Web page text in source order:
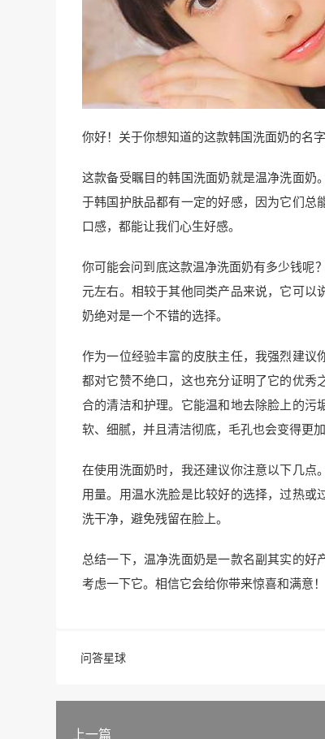
你好！关于你想知道的这款韩国洗面奶的名
这款备受瞩目的韩国洗面奶就是温净洗面奶
于韩国护肤品都有一定的好感，因为它们总
口感，都能让我们心生好感。
你可能会问到底这款温净洗面奶有多少钱呢
元左右。相较于其他同类产品来说，它可以
奶绝对是一个不错的选择。
作为一位经验丰富的皮肤主任，我强烈建议
都对它赞不绝口，这也充分证明了它的优秀
合的清洁和护理。它能温和地去除脸上的污
软、细腻，并且清洁彻底，毛孔也会变得更加
在使用洗面奶时，我还建议你注意以下几点
用量。用温水洗脸是比较好的选择，过热或
洗干净，避免残留在脸上。
总结一下，温净洗面奶是一款名副其实的好
考虑一下它。相信它会给你带来惊喜和满意！
问答星球
上一篇